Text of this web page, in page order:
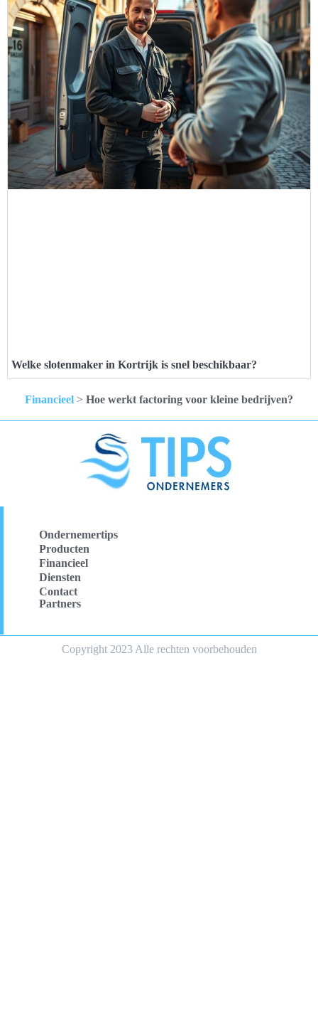
Welke slotenmaker in Kortrijk is snel beschikbaar?
Financieel > Hoe werkt factoring voor kleine bedrijven?
Ondernemertips
Producten
Financieel
Diensten
Contact
Partners
Copyright 2023 Alle rechten voorbehouden